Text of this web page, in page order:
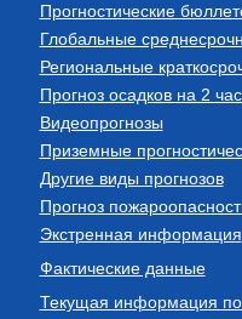
Прогностические
Глобальные
Региональные
Прогноз осадков на 2
Видеопрогнозы
Приземные
Другие виды прогнозов
Прогноз
Экстренная информация
Фактические данные
Текущая информация